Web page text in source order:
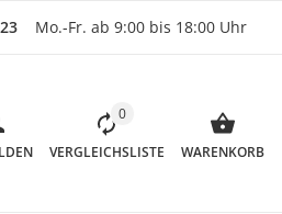
Mo.-Fr. ab 9:00 bis 18:00 Uhr
0
VERGLEICHSLISTE WARENKORB